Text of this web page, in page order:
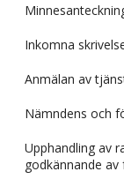
Inkomna
Anmälan av
Nämndens och
Upphandling av
godkännande